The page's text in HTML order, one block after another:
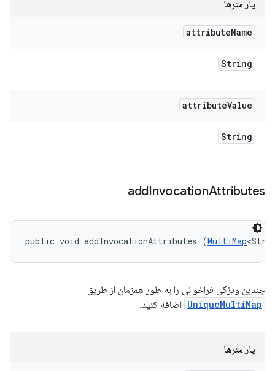
پارامترها
attributeName
String
attributeValue
String
addInvocationAttributes
public void addInvocationAttributes (MultiMap
چندین ویژگی فراخوانی را به طور همزمان از طریق
UniqueMultiMap اضافه کنید.
پارامترها